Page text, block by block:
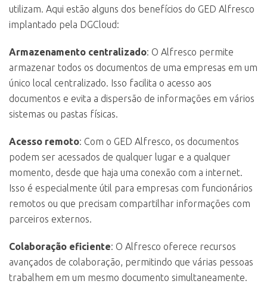
utilizam. Aqui estão alguns dos benefícios do GED Alfresco
implantado pela DGCloud:
Armazenamento centralizado: O Alfresco permite
armazenar todos os documentos de uma empresas em um
único local centralizado. Isso facilita o acesso aos
documentos e evita a dispersão de informações em vários
sistemas ou pastas físicas.
Acesso remoto: Com o GED Alfresco, os documentos
podem ser acessados de qualquer lugar e a qualquer
momento, desde que haja uma conexão com a internet.
Isso é especialmente útil para empresas com funcionários
remotos ou que precisam compartilhar informações com
parceiros externos.
Colaboração eficiente: O Alfresco oferece recursos
avançados de colaboração, permitindo que várias pessoas
trabalhem em um mesmo documento simultaneamente.